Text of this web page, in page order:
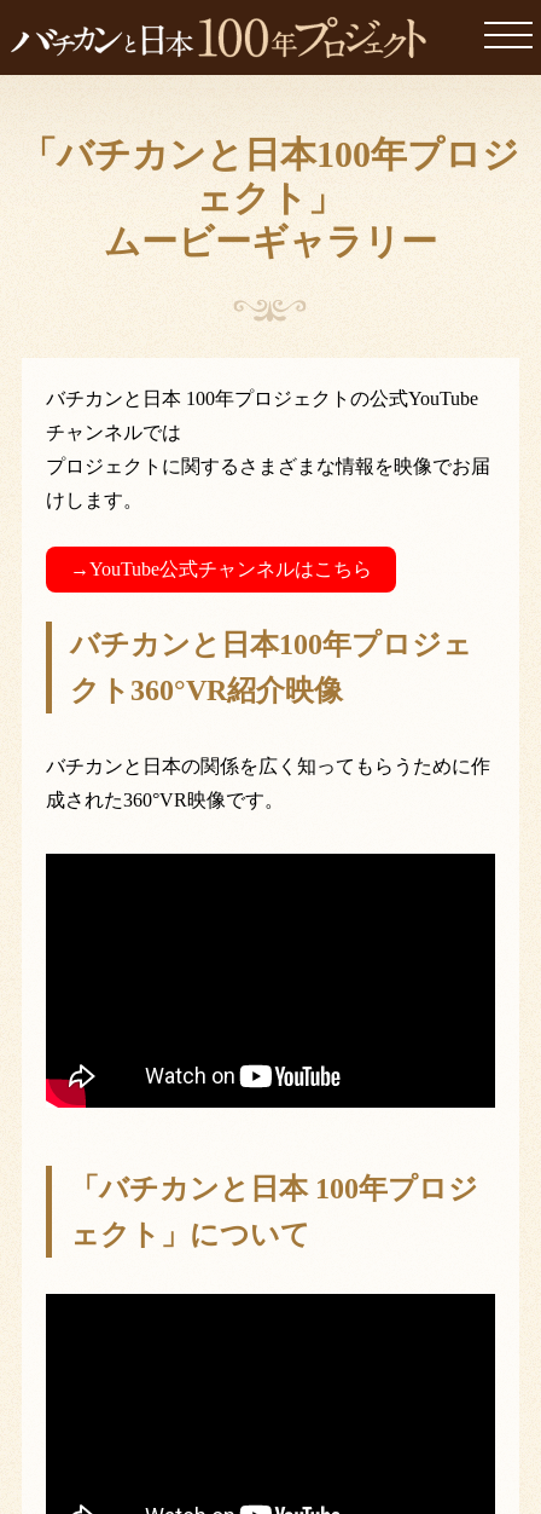
「バチカンと日本100年プロジ
ェクト」
ムービーギャラリー
バチカンと日本 100年プロジェクトの公式YouTube
チャンネルでは
プロジェクトに関するさまざまな情報を映像でお届
けします。
→YouTube公式チャンネルはこちら
バチカンと日本100年プロジェ
クト360°VR紹介映像
バチカンと日本の関係を広く知ってもらうために作
成された360°VR映像です。
「バチカンと日本 100年プロジ
ェクト」について